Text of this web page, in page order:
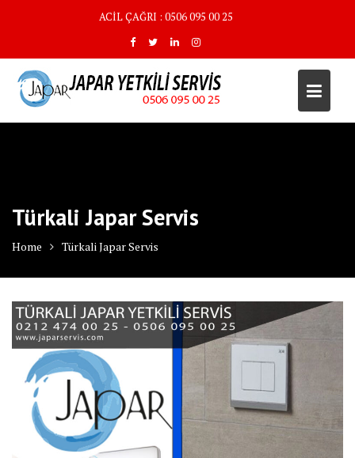
ACİL ÇAĞRI : 0506 095 00 25
Türkali Japar Servis
Home Türkali Japar Servis